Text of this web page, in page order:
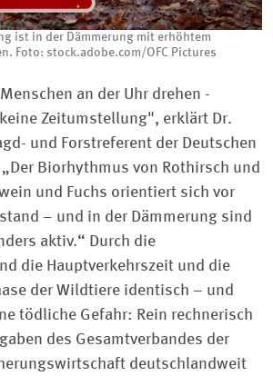
ist in der Dämmerung mit erhöhtem
Foto: stock.adobe.com/OFC Pictures
an der Uhr drehen -
Zeitumstellung", erklärt Dr.
und Forstreferent der Deutschen
Biorhythmus von Rothirsch und
und Fuchs orientiert sich vor
– und in der Dämmerung sind
aktiv.“ Durch die
die Hauptverkehrszeit und die
der Wildtiere identisch – und
tödliche Gefahr: Rein rechnerisch
des Gesamtverbandes der
deutschlandweit